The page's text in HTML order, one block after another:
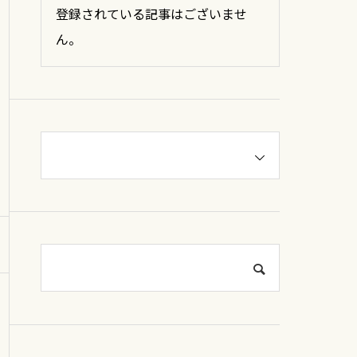
登録されている記事はございませ
ん。